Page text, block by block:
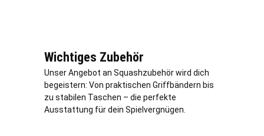
Wichtiges Zubehör
Unser Angebot an Squashzubehör wird dich
begeistern: Von praktischen Griffbändern bis
zu stabilen Taschen – die perfekte
Ausstattung für dein Spielvergnügen.